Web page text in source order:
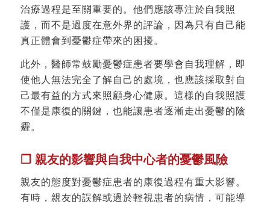
治療過程是至關重要的。他們應該專注於自我照
護，而不是過度在意外界的評論，因為只有自己能
真正體會到憂鬱症帶來的困擾。
此外，醫師常鼓勵憂鬱症患者要學會自我理解，即
使他人無法完全了解自己的處境，也應該採取對自
己最有益的方式來照顧身心健康。這樣的自我照護
不僅是康復的關鍵，也能讓患者逐漸走出憂鬱的陰
霾。
❐ 親友的影響與自我中心者的憂鬱風險
親友的態度對憂鬱症患者的康復過程有重大影響。
有時，親友的誤解或過於輕視患者的病情，可能導